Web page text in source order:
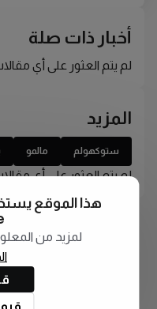
أخبار ذات صلة
لم يتم العثور على أي
المزيد
ستوكهولم مالمو
لم يتم العثور على أي
هذا الموقع
لمزيد من